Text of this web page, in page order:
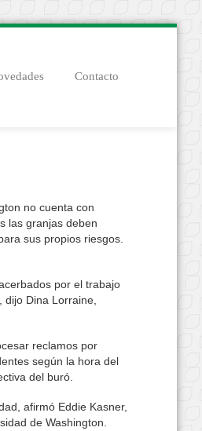
Contacto
no cuenta con
las granjas deben
sus propios riesgos.
por el trabajo
Dina Lorraine,
reclamos por
según la hora del
del buró.
afirmó Eddie Kasner,
de Washington.